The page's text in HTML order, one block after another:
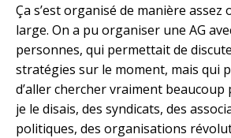
Ça s’est organisé de manière assez
large. On a pu organiser une AG
personnes, qui permettait de
stratégies sur le moment, mais qui
d’aller chercher vraiment beaucoup
je le disais, des syndicats, des
politiques, des organisations